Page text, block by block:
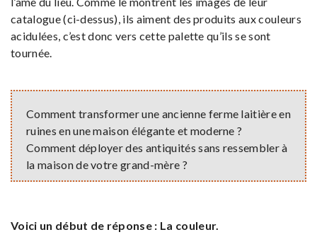
catalogue (ci-dessus), ils aiment des produits aux couleurs
acidulées, c’est donc vers cette palette qu’ils se sont
tournée.
Comment transformer une ancienne ferme laitière en
ruines en une maison élégante et moderne ?
Comment déployer des antiquités sans ressembler à
la maison de votre grand-mère ?
Voici un début de réponse : La couleur.